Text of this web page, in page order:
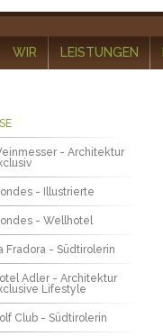
WIR LEISTUNGEN
- Architektur
- Illustrierte
- Wellhotel
Fradora - Südtirolerin
Adler - Architektur
Lifestyle
Club - Südtirolerin